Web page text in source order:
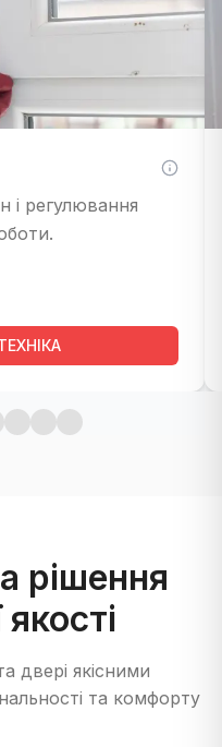
і регулювання
рішення
двері якісними
та комфорту